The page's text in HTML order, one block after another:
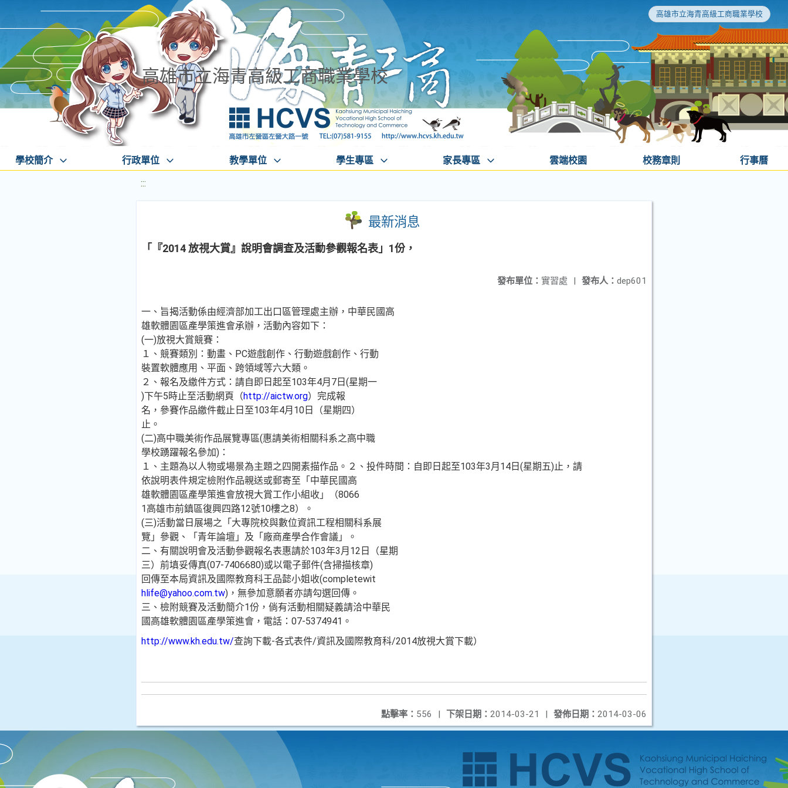
高雄市立海青高級工商職業學校
高雄市立海青高級工商職業學校
學校簡介 行政單位 教學單位 學生專區 家長專區 雲端校園 校務章則 行事曆
:::
最新消息
「『2014 放視大賞』說明會調查及活動參觀報名表」1份，
發布人： dep601
發布單位： 實習處 |
一、旨揭活動係由經濟部加工出口區管理處主辦，中華民國高
雄軟體園區產學策進會承辦，活動內容如下：
(一)放視大賞競賽：
１、競賽類別：動畫、PC遊戲創作、行動遊戲創作、行動
裝置軟體應用、平面、跨領域等六大類。
２、報名及繳件方式：請自即日起至103年4月7日(星期一
)下午5時止至活動網頁（http://aictw.org）完成報
名，參賽作品繳件截止日至103年4月10日（星期四）
止。
(二)高中職美術作品展覽專區(惠請美術相關科系之高中職
學校踴躍報名參加)：
１、主題為以人物或場景為主題之四開素描作品。２、投件時間：自即日起至103年3月14日(星期五)止，請
依說明表件規定檢附作品親送或郵寄至「中華民國高
雄軟體園區產學策進會放視大賞工作小組收」（8066
1高雄市前鎮區復興四路12號10樓之8）。
(三)活動當日展場之「大專院校與數位資訊工程相關科系展
覽」參觀、「青年論壇」及「廠商產學合作會議」。
二、有關說明會及活動參觀報名表惠請於103年3月12日（星期
三）前填妥傳真(07-7406680)或以電子郵件(含掃描核章)
回傳至本局資訊及國際教育科王品懿小姐收(completewit
hlife@yahoo.com.tw)，無參加意願者亦請勾選回傳。
三、檢附競賽及活動簡介1份，倘有活動相關疑義請洽中華民
國高雄軟體園區產學策進會，電話：07-5374941。
http://www.kh.edu.tw/查詢下載-各式表件/資訊及國際教育科/2014放視大賞下載）
發佈日期： 2014-03-06
下架日期： 2014-03-21 |
點擊率： 556 |